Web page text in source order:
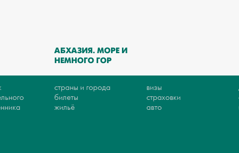
АБХАЗИЯ. МОРЕ И
НЕМНОГО ГОР
страны и города
билеты
жильё
визы
страховки
авто